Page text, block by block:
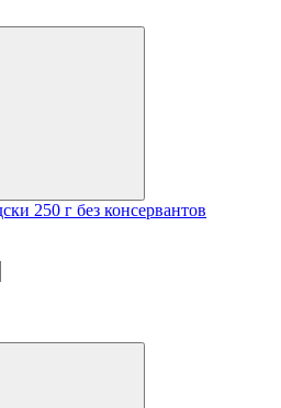
250 г без консервантов